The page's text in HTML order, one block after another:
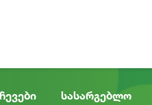
სასარგებლო